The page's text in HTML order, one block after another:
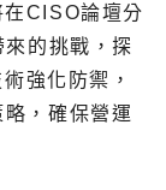
CISO論壇分
的挑戰，探
強化防禦，
，確保營運